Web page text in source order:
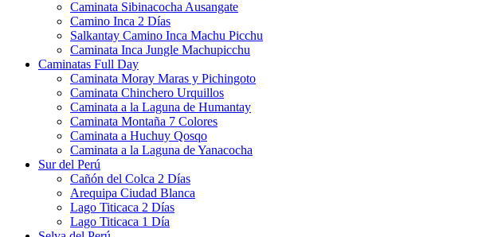
Caminata Sibinacocha Ausangate
Camino Inca 2 Días
Salkantay Camino Inca Machu Picchu
Caminata Inca Jungle Machupicchu
Caminatas Full Day
Caminata Moray Maras y Pichingoto
Caminata Chinchero Urquillos
Caminata a la Laguna de Humantay
Caminata Montaña 7 Colores
Caminata a Huchuy Qosqo
Caminata a la Laguna de Yanacocha
Sur del Perú
Cañón del Colca 2 Días
Arequipa Ciudad Blanca
Lago Titicaca 2 Días
Lago Titicaca 1 Día